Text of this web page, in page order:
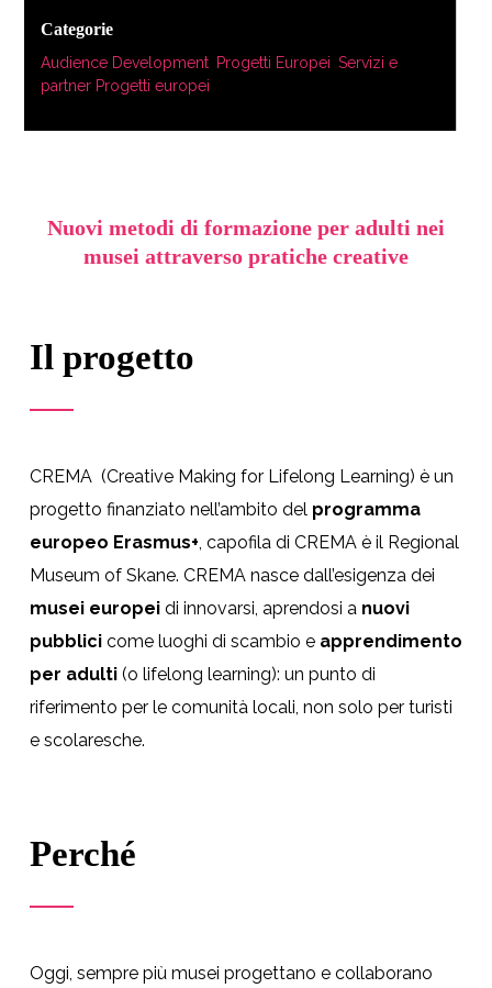
Categorie
Audience Development, Progetti Europei Servizi e
partner Progetti europei
Nuovi metodi di formazione per adulti nei
musei attraverso pratiche creative
Il progetto
CREMA (Creative Making for Lifelong Learning) è un
progetto finanziato nell’ambito del programma
europeo Erasmus+ , capofila di CREMA è il Regional
Museum of Skane. CREMA nasce dall’esigenza dei
musei europeidi innovarsi, aprendosi a nuovi
pubblicicome luoghi di scambio e apprendimento
per adulti(o lifelong learning): un punto di
riferimento per le comunità locali, non solo per turisti
e scolaresche.
Perché
Oggi, sempre più musei progettano e collaborano